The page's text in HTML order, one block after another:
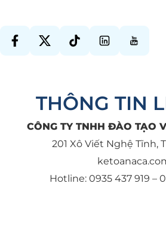
THÔNG TIN
CÔNG TY TNHH ĐÀO TẠO
201 Xô Viết Nghệ Tĩnh,
Hotline: 0935 437 919 –